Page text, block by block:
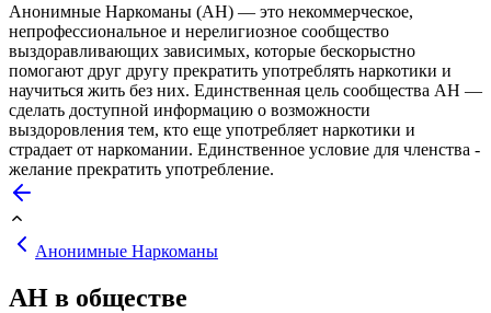
Анонимные Наркоманы (АН) — это некоммерческое,
непрофессиональное и нерелигиозное сообщество
выздоравливающих зависимых, которые бескорыстно
помогают друг другу прекратить употреблять наркотики и
научиться жить без них. Единственная цель сообщества АН —
сделать доступной информацию о возможности
выздоровления тем, кто еще употребляет наркотики и
страдает от наркомании. Единственное условие для членства -
желание прекратить употребление.
Анонимные Наркоманы
АН в обществе